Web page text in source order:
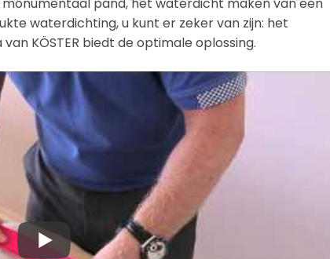
waterdichting, u kunt er zeker van zijn: het
KÖSTER biedt de optimale oplossing.